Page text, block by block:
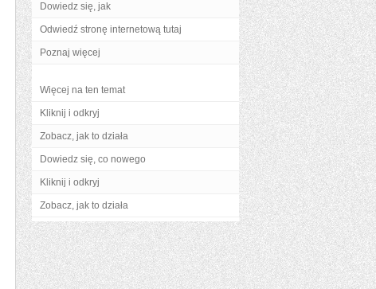
Dowiedz się, jak
Odwiedź stronę internetową tutaj
Poznaj więcej
Więcej na ten temat
Kliknij i odkryj
Zobacz, jak to działa
Dowiedz się, co nowego
Kliknij i odkryj
Zobacz, jak to działa